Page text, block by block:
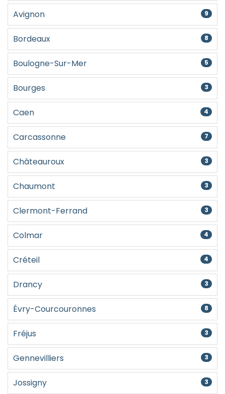
Avignon 9
Bordeaux 8
Boulogne-Sur-Mer 5
Bourges 3
Caen 4
Carcassonne 7
Châteauroux 3
Chaumont 3
Clermont-Ferrand 3
Colmar 4
Créteil 4
Drancy 3
Évry-Courcouronnes 8
Fréjus 3
Gennevilliers 3
Jossigny 3